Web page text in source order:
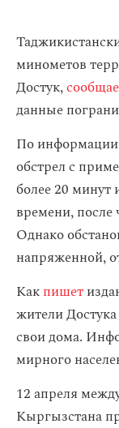
минометов
Достук,
данные
По информации
обстрел с
более 20 минут
времени, после
Однако
напряженной,
Какпишет
жители
свои дома.
мирного
12 апреля
Кыргызстана